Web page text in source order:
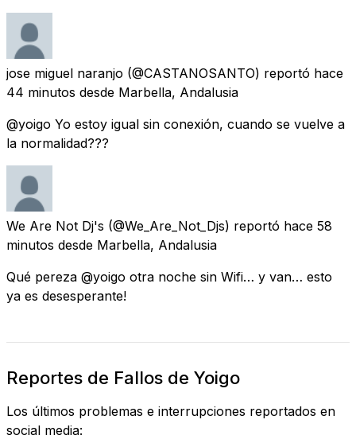
jose miguel naranjo (@CASTANOSANTO) reportó hace
44 minutos desde Marbella, Andalusia
@yoigo Yo estoy igual sin conexión, cuando se vuelve a
la normalidad???
We Are Not Dj's (@We_Are_Not_Djs) reportó hace 58
minutos desde Marbella, Andalusia
Qué pereza @yoigo otra noche sin Wifi… y van… esto
ya es desesperante!
Reportes de Fallos de Yoigo
Los últimos problemas e interrupciones reportados en
social media: